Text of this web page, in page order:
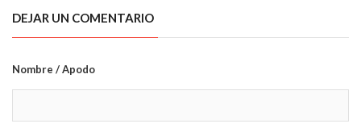
DEJAR UN COMENTARIO
Nombre / Apodo